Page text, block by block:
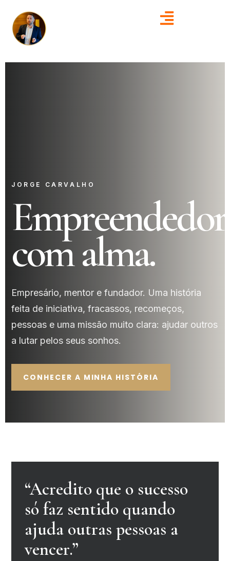
JORGE CARVALHO
com alma.
Empresário, mentor e fundador. Uma história
feita de iniciativa, fracassos, recomeços,
pessoas e uma missão muito clara: ajudar outros
a lutar pelos seus sonhos.
CONHECER A MINHA HISTÓRIA
“Acredito que o sucesso
só faz sentido quando
ajuda outras pessoas a
vencer.”